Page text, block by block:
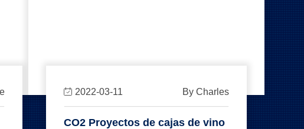
2022-03-11 By Charles
CO2 Proyectos de cajas de vino